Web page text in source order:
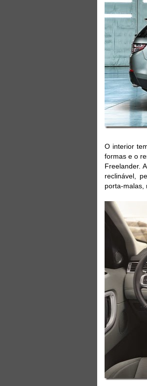
O interior
formas e o
Freelander.
reclinável,
porta-malas,